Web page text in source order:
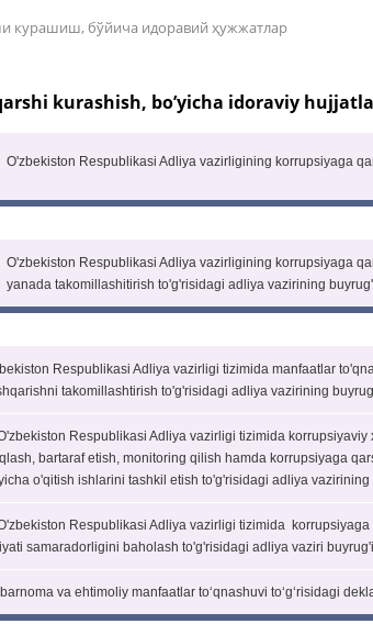
курашиш, бўйича идоравий ҳужжатлар
kurashish, boʼyicha idoraviy
O'zbekiston Respublikasi Adliya vazirligining korrupsiyaga
O'zbekiston Respublikasi Adliya vazirligining korrupsiyaga
yanada takomillashitirish to'g'risidagi adliya vazirining
Respublikasi Adliya vazirligi tizimida
takomillashtirish to'g'risidagi adliya vazirining
Respublikasi Adliya vazirligi tizimida korrupsiyaviy
bartaraf etish, monitoring qilish hamda korrupsiyaga
o'qitish ishlarini tashkil etish to'g'risidagi adliya vazirining
Respublikasi Adliya vazirligi tizimida korrupsiyaga
samaradorligini baholash to'g'risidagi adliya vaziri buyrug'i
va ehtimoliy manfaatlar to‘qnashuvi to‘g‘risidagi